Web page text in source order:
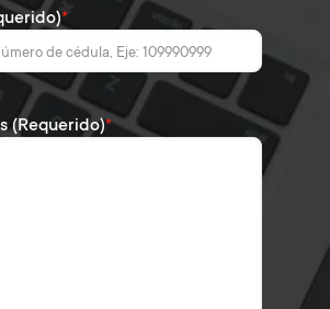
*
(Requerido)*